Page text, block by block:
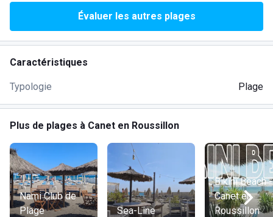
Évaluer les autres plages
Caractéristiques
Typologie Plage
Plus de plages à Canet en Roussillon
Nami Club de
Plage
Sea-Line
Bikini Beach -
Canet en
Roussillon